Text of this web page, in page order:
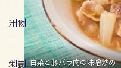
コンテンツ
レシピ
ピーマン
みょ
汁物
栄養 白菜と豚バラ肉の味噌炒め